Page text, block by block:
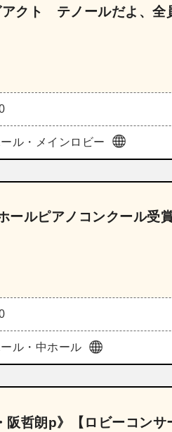
クト テノールだよ、全
ル・メインロビー
ルピアノコンクール受
ル・中ホール
哲朗p》【ロビーコンサ